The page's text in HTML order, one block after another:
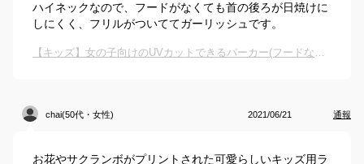
ハイネックなので、フードがなくても首の後ろが日焼けに
しにくく、フリルがついててガーリッシュです。
【キッズ】女の子向けのUVカットできるパーカー(フードなし)を教えてください。
chai(50代・女性) 2021/06/21 通報
お花やサクランボがプリントされた可愛らしいキッズ用ラ